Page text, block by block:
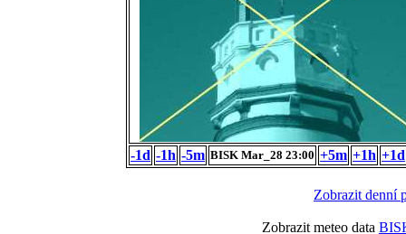
-1d -1h -5m BISK Mar_28 23:00 +5m +1h +1d
Zobrazit denní
Zobrazit meteo data